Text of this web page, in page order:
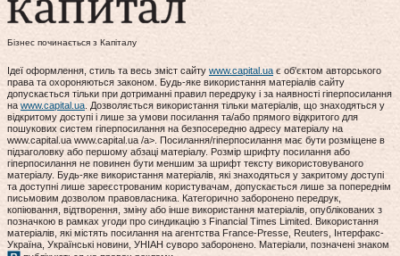
Бізнес починається з Капіталу
Ідеї оформлення, стиль та весь зміст сайту www.capital.uaє об'єктом авторського
права та охороняються законом. Будь-яке використання матеріалів сайту
допускається тільки при дотриманні правил передруку і за наявності гіперпосилання
на www.capital.ua. Дозволяється використання тільки матеріалів, що знаходяться у
відкритому доступі і лише за умови посилання та/або прямого відкритого для
пошукових систем гіперпосилання на безпосередню адресу матеріалу на
www.capital.ua www.capital.ua /a>. Посилання/гіперпосилання має бути розміщене в
підзаголовку або першому абзаці матеріалу. Розмір шрифту посилання або
гіперпосилання не повинен бути меншим за шрифт тексту використовуваного
матеріалу. Будь-яке використання матеріалів, які знаходяться у закритому доступі
та доступні лише зареєстрованим користувачам, допускається лише за попереднім
письмовим дозволом правовласника. Категорично заборонено передрук,
копіювання, відтворення, зміну або інше використання матеріалів, опублікованих з
позначкою в рамках угоди про синдикацію з Financial Times Limited. Використання
матеріалів, які містять посилання на агентства France-Presse, Reuters, Інтерфакс-
Україна, Українські новини, УНІАН суворо заборонено. Матеріали, позначені знаком